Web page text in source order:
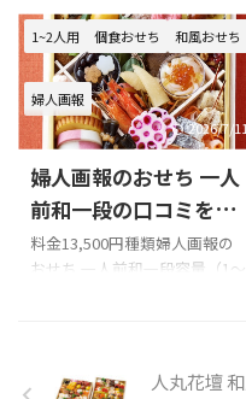
粧水、乳液ドバドバのしっと
り鮪でした！って伝わります？
pic.twitter.com/PVEvEw9wK5&
mda ...
「大原 芹生」のXでの口コミ
今年のおせち。京都大原の芹
生のやつらしいなかなか美味
しい#おせち#京都#芹生#美味
しい#もう食べてる#ハイボー
ルのつまみ#ローストビーフも
あるよ
pic.twitter.com/i0NXxgqoDa—
December 31, 2023 今年は自
1~2人用 個食おせち 和風おせち
婦人画報
2026/7/11
婦人画報のおせち 一人
前和一段の口コミをま
とめてみました!!!
料金13,500円種類婦人画報の
おせち 一人前和一段容量（1～
を紹介します。 Xでの口コミ
人丸花壇